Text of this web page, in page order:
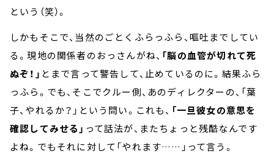
という（笑）。
しかもそこで、当然のごとくふらっふら、嘔吐までしてい
る。現地の関係者のおっさんがね、 「脳の血管が切れて死
ぬぞ！」 とまで言って警告して、止めているのに。結果ふら
っふら。でも、そこでクルー側、あのディレクターの、「葉
子、やれるか？」という問い。これも、 「一旦彼女の意思を
確認してみせる」 って話法が、またちょっと残酷なんです
よね。でもそれに対して「やれます……」って言う。